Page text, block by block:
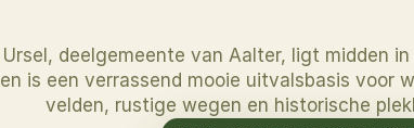
Ursel, deelgemeente van Aalter, ligt midden
en is een verrassend mooie uitvalsbasis voor
velden, rustige wegen en historische